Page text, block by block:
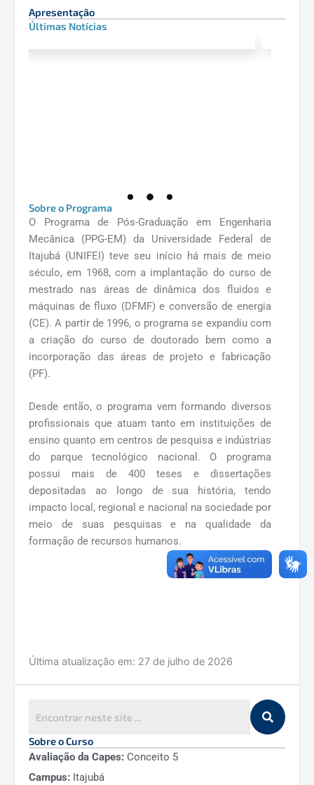
Apresentação
Últimas Notícias
Sobre o Programa
O Programa de Pós-Graduação em Engenharia
Mecânica (PPG-EM) da Universidade Federal de
Itajubá (UNIFEI) teve seu início há mais de meio
século, em 1968, com a implantação do curso de
mestrado nas áreas de dinâmica dos fluidos e
máquinas de fluxo (DFMF) e conversão de energia
(CE). A partir de 1996, o programa se expandiu com
a criação do curso de doutorado bem como a
incorporação das áreas de projeto e fabricação
(PF).
Desde então, o programa vem formando diversos
profissionais que atuam tanto em instituições de
ensino quanto em centros de pesquisa e indústrias
do parque tecnológico nacional. O programa
possui mais de 400 teses e dissertações
depositadas ao longo de sua história, tendo
impacto local, regional e nacional na sociedade por
meio de suas pesquisas e na qualidade da
formação de recursos humanos.
Última atualização em: 27 de julho de 2026
Sobre o Curso
Avaliação da Capes: Conceito 5
Campus: Itajubá